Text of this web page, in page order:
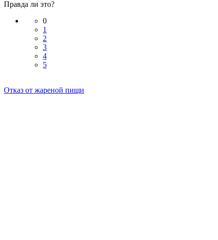
Правда ли это?
0
1
2
3
4
5
Отказ от жареной пищи